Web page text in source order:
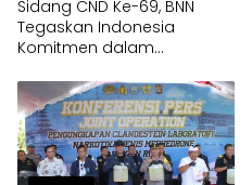
Sidang CND Ke-69, BNN
Tegaskan Indonesia
Komitmen dalam